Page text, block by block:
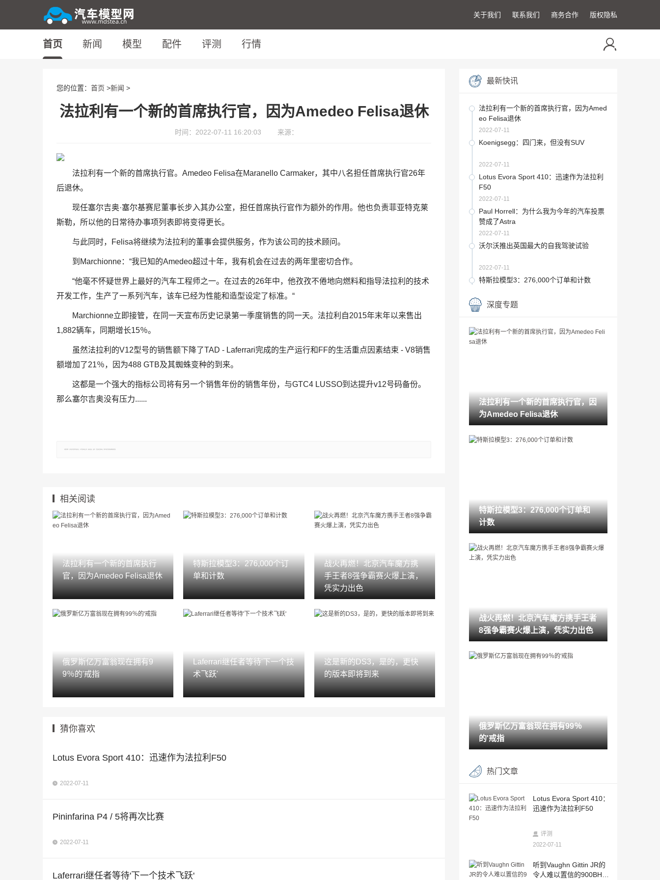
关于我们 联系我们 商务合作 版权隐私
首页 新闻 模型 配件 评测 行情
您的位置： 首页 >新闻 >
法拉利有一个新的首席执行官，因为Amedeo Felisa退休
时间：2022-07-11 16:20:03 来源：
法拉利有一个新的首席执行官。Amedeo Felisa在Maranello Carmaker，其中八名担任首席执行官26年
后退休。
现任塞尔吉奥·塞尔基赛尼董事长步入其办公室，担任首席执行官作为额外的作用。他也负责菲亚特克莱
斯勒，所以他的日常待办事项列表即将变得更长。
与此同时，Felisa将继续为法拉利的董事会提供服务，作为该公司的技术顾问。
到Marchionne：“我已知的Amedeo超过十年，我有机会在过去的两年里密切合作。
“他毫不怀疑世界上最好的汽车工程师之一。在过去的26年中，他孜孜不倦地向燃料和指导法拉利的技术
开发工作，生产了一系列汽车，该车已经为性能和造型设定了标准。“
Marchionne立即接管，在同一天宣布历史记录第一季度销售的同一天。法拉利自2015年末年以来售出
1,882辆车，同期增长15％。
虽然法拉利的V12型号的销售额下降了TAD - Laferrari完成的生产运行和FF的生活重点因素结束 - V8销售
额增加了21％，因为488 GTB及其蜘蛛变种的到来。
这都是一个强大的指标公司将有另一个销售年份的销售年份，与GTC4 LUSSO到达提升v12号码备份。
那么塞尔吉奥没有压力......
郑重声明：文章仅代表原作者观点，不代表本站立场；如有侵权、违规，可直接反馈本站，我们将会作修改或删除处理。
相关阅读
法拉利有一个新的首席执行
官，因为Amedeo Felisa退休
特斯拉模型3：276,000个订
单和计数
战火再燃！北京汽车魔方携
手王者8强争霸赛火爆上演，
凭实力出色
俄罗斯亿万富翁现在拥有9
9％的'戒指
Laferrari继任者等待'下一个技
术飞跃'
这是新的DS3，是的，更快
的版本即将到来
猜你喜欢
Lotus Evora Sport 410：迅速作为法拉利F50
2022-07-11
Pininfarina P4 / 5将再次比赛
2022-07-11
Laferrari继任者等待'下一个技术飞跃'
最新快讯
法拉利有一个新的首席执行官，因为Amed
eo Felisa退休
2022-07-11
Koenigsegg：四门来，但没有SUV
2022-07-11
Lotus Evora Sport 410：迅速作为法拉利
F50
2022-07-11
Paul Horrell：为什么我为今年的汽车投票
赞成了Astra
2022-07-11
沃尔沃推出英国最大的自我驾驶试验
2022-07-11
特斯拉模型3：276,000个订单和计数
2022-07-11
2022-07-11
00BHP野马
2022-07-11
在本月的新顶级装备杂志中获取您的TGT
V预览！
2022-07-11
2022-07-11
这是一个由钟表匠设计的602bhp superca
r
你可以买一个官方的乐高Caterham七
2022-07-11
Pininfarina P4 / 5将再次比赛
Laferrari继任者等待'下一个技术飞跃'
视频：600BHP体育场超级坠毁了疯狂
2022-07-11
出售
这是新的梅赛德斯C级敞蓬车
2022-07-11
这是新的DS3，是的，更快的版本即将到
DTM CHAMP PASCAL WEHRLEIN在201
6年确保F1驱动器
深度专题
法拉利有一个新的首席执行官，因
为Amedeo Felisa退休
特斯拉模型3：276,000个订单和
计数
战火再燃！北京汽车魔方携手王者
8强争霸赛火爆上演，凭实力出色
俄罗斯亿万富翁现在拥有99％
的'戒指
热门文章
Lotus Evora Sport 410：
迅速作为法拉利F50
评测
2022-07-11
听到Vaughn Gittin JR的
令人难以置信的900BHP